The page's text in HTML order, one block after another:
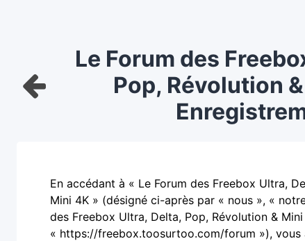
Le Forum des
Pop, Révolution
En accédant à « Le Forum des Freebox Ultra,
Mini 4K » (désigné ci-après par « nous », «
des Freebox Ultra, Delta, Pop, Révolution &
« https://freebox.toosurtoo.com/forum »), vous